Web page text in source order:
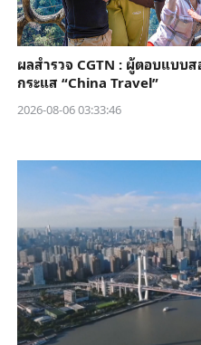
ผลสำรวจ CGTN : ผู้ตอบแบบ
กระแส “China Travel”
2026-08-06 03:33:46